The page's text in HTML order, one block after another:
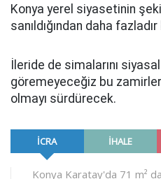
Konya yerel siyasetinin
sanıldığından daha
İleride de simalarını
göremeyeceğiz bu
olmayı sürdürecek.